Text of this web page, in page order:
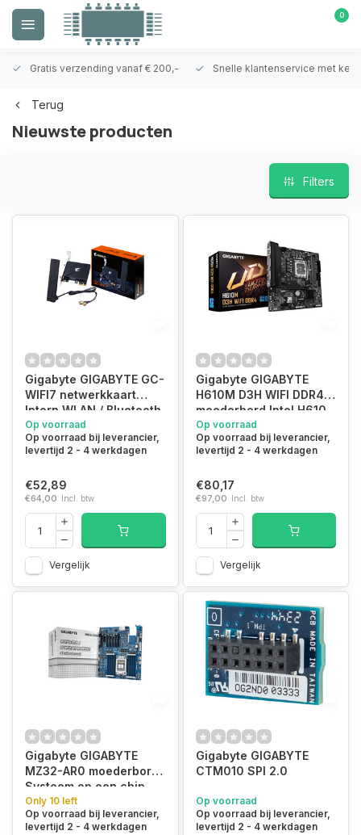
0
Gratis verzending vanaf € 200,- Snelle klantenservice met
Terug
Nieuwste producten
Filters
Gigabyte GIGABYTE GC-
WIFI7 netwerkkaart
Intern WLAN / Bluetooth
5800 Mbit/s
Op voorraad
Op voorraad bij leverancier,
levertijd 2 - 4 werkdagen
€52,89
€64,00 Incl. btw
Vergelijk
Gigabyte GIGABYTE
H610M D3H WIFI DDR4
moederbord Intel H610
LGA 1700 micro ATX
Op voorraad
Op voorraad bij leverancier,
levertijd 2 - 4 werkdagen
€80,17
€97,00 Incl. btw
Vergelijk
Gigabyte GIGABYTE
MZ32-AR0 moederbord
Systeem op een chip
(SOC) Socket SP3
Verlengd ATX
Only 10 left
Op voorraad bij leverancier,
levertijd 2 - 4 werkdagen
Gigabyte GIGABYTE
CTM010 SPI 2.0
Op voorraad
Op voorraad bij leverancier,
levertijd 2 - 4 werkdagen